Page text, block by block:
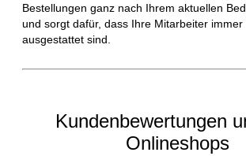
Bestellungen ganz nach Ihrem aktuellen
und sorgt dafür, dass Ihre Mitarbeiter immer
ausgestattet sind.
Kundenbewertungen
Onlineshops